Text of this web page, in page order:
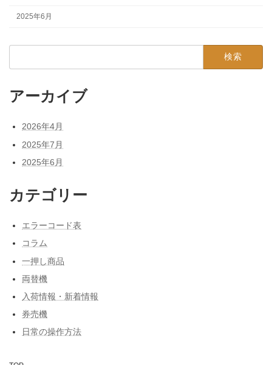
2025年6月
検
アーカイブ
2026年4月
2025年7月
2025年6月
カテゴリー
エラーコード表
コラム
一押し商品
両替機
入荷情報・新着情報
券売機
日常の操作方法